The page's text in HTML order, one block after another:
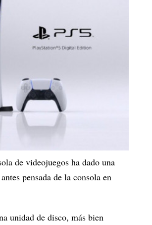
de videojuegos ha dado una
pensada de la consola en
unidad de disco, más bien